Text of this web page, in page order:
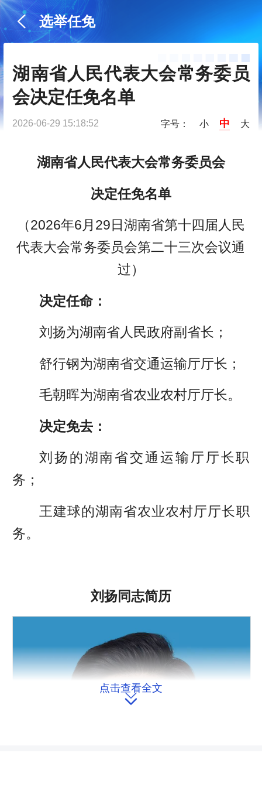
选举任免
湖南省人民代表大会常务委员
会决定任免名单
2026-06-29 15:18:52 字号： 小 中 大
湖南省人民代表大会常务委员会
决定任免名单
（2026年6月29日湖南省第十四届人民
代表大会常务委员会第二十三次会议通
过）
决定任命：
刘扬为湖南省人民政府副省长；
舒行钢为湖南省交通运输厅厅长；
毛朝晖为湖南省农业农村厅厅长。
决定免去：
刘扬的湖南省交通运输厅厅长职
务；
王建球的湖南省农业农村厅厅长职
务。
刘扬同志简历
点击查看全文
